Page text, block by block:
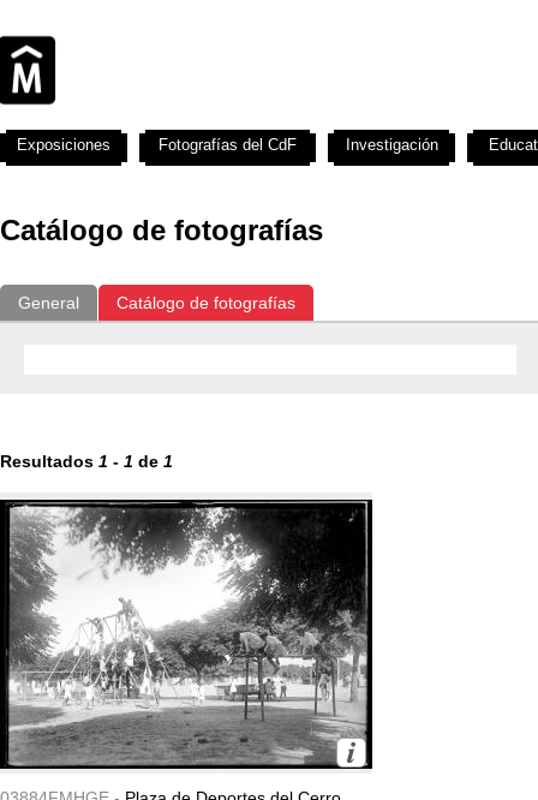
Catálogo de fotografías
General Catálogo de fotografías
Resultados 1 - 1 de 1
Exposiciones Fotografías del CdF Investigación